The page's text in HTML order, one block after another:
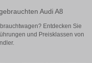
Audi A8
Entdecken Sie
und Preisklassen von